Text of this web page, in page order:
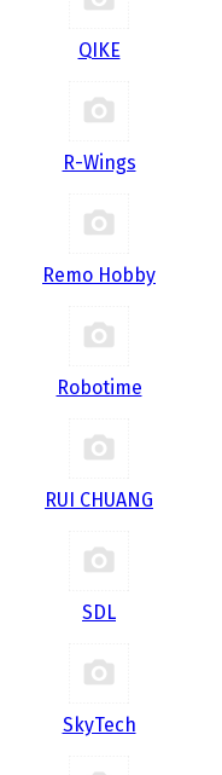
QIKE
R-Wings
Remo Hobby
Robotime
RUI CHUANG
SDL
SkyTech